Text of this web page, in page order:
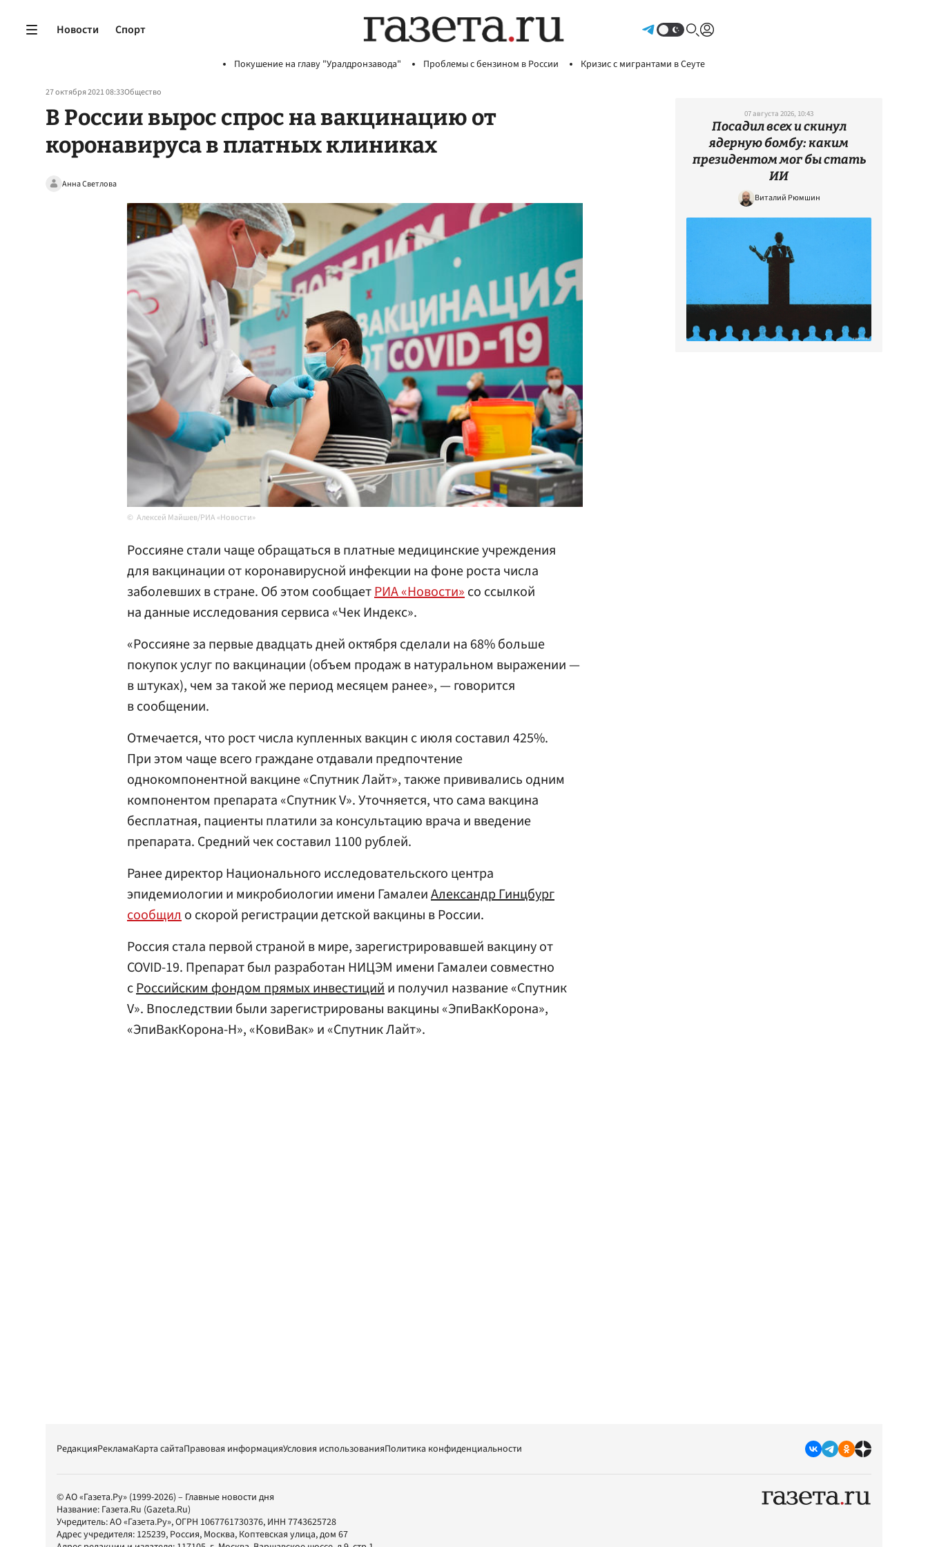
Новости Спорт
Покушение на главу "Уралдронзавода" Проблемы с бензином в России Кризис с мигрантами в Сеуте
27 октября 2021 08:33Общество
В России вырос спрос на вакцинацию от
коронавируса в платных клиниках
Анна Светлова
Алексей Майшев/РИА «Новости»
Россияне стали чаще обращаться в платные медицинские учреждения
для вакцинации от коронавирусной инфекции на фоне роста числа
заболевших в стране. Об этом сообщаетРИА «Новости»со ссылкой
на данные исследования сервиса «Чек Индекс».
«Россияне за первые двадцать дней октября сделали на 68% больше
покупок услуг по вакцинации (объем продаж в натуральном выражении —
в штуках), чем за такой же период месяцем ранее», — говорится
в сообщении.
Отмечается, что рост числа купленных вакцин с июля составил 425%.
При этом чаще всего граждане отдавали предпочтение
однокомпонентной вакцине «Спутник Лайт», также прививались одним
компонентом препарата «Спутник V». Уточняется, что сама вакцина
бесплатная, пациенты платили за консультацию врача и введение
препарата. Средний чек составил 1100 рублей.
Ранее директор Национального исследовательского центра
эпидемиологии и микробиологии имени ГамалеиАлександр Гинцбург
сообщило скорой регистрации детской вакцины в России.
Россия стала первой страной в мире, зарегистрировавшей вакцину от
COVID-19. Препарат был разработан НИЦЭМ имени Гамалеи совместно
сРоссийским фондом прямых инвестицийи получил название «Спутник
V». Впоследствии были зарегистрированы вакцины «ЭпиВакКорона»,
«ЭпиВакКорона-Н», «КовиВак» и «Спутник Лайт».
07 августа 2026, 10:43
Посадил всех и скинул
ядерную бомбу: каким
президентом мог бы стать
ИИ
Виталий Рюмшин
РедакцияРекламаКарта сайтаПравовая информацияУсловия использованияПолитика конфиденциальности
© АО «Газета.Ру» (1999-2026) – Главные новости дня
Название: Газета.Ru (Gazeta.Ru)
Учредитель:АО «Газета.Ру», ОГРН 1067761730376, ИНН 7743625728
Адрес учредителя: 125239, Россия, Москва, Коптевская улица, дом 67